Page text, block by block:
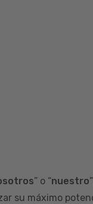
” o “nuestro
su máximo